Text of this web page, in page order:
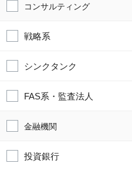
コンサルティング
戦略系
シンクタンク
FAS系・監査法人
金融機関
投資銀行